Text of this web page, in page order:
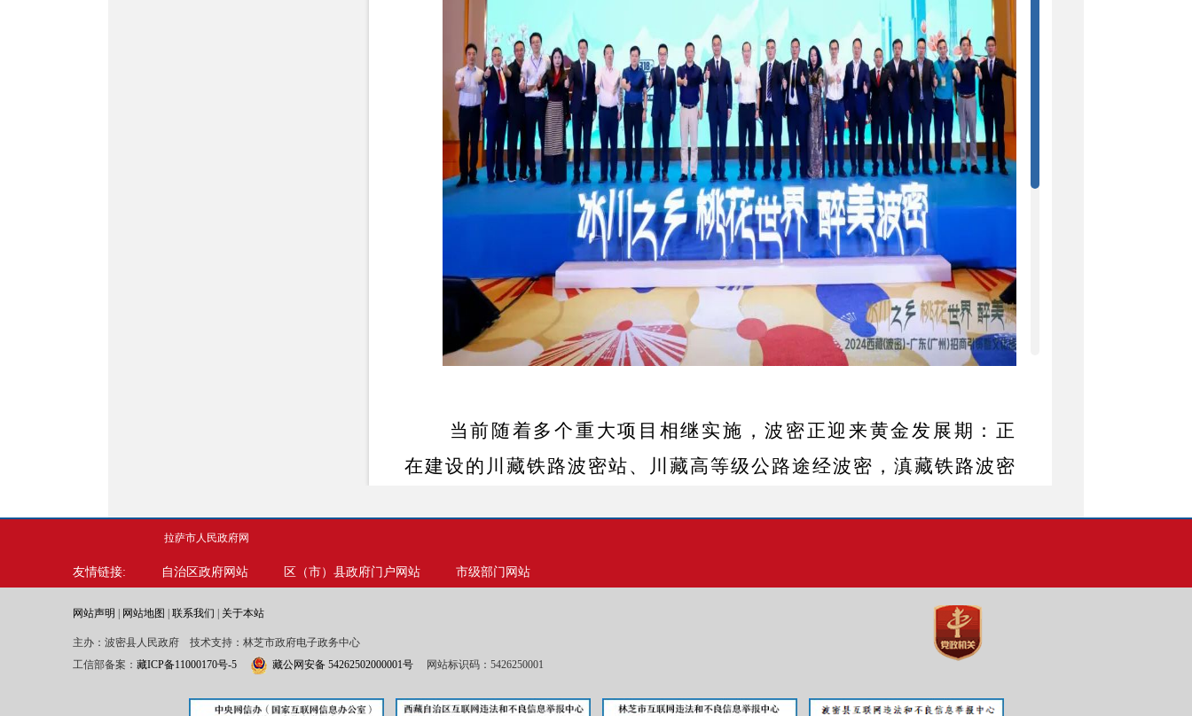
当前随着多个重大项目相继实施，波密正迎来黄金发展期：正
在建设的川藏铁路波密站、川藏高等级公路途经波密，滇藏铁路波密
波密生态环境优良、自然景观优美、文化底蕴优厚，拥有“七个
。波密县位于西藏自治区东南部，林芝
市东部、东邻昌都市八宿县，北靠昌都市洛隆、边坝县，西与那曲市
嘉黎、工布江达县接壤，南邻林芝市墨脱、巴宜区，交通区位优势明
拉萨市人民政府网
友情链接: 自治区政府网站 区（市）县政府门户网站 市级部门网站
网站声明 网站地图 联系我们 关于本站
主办：波密县人民政府 技术支持：林芝市政府电子政务中心
工信部备案： 藏ICP备11000170号-5 藏公网安备 54262502000001号 网站标识码：5426250001